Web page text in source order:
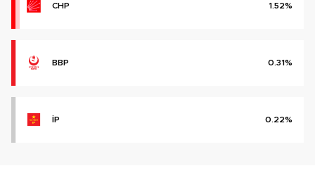
CHP 1.52%
BBP 0.31%
İP 0.22%